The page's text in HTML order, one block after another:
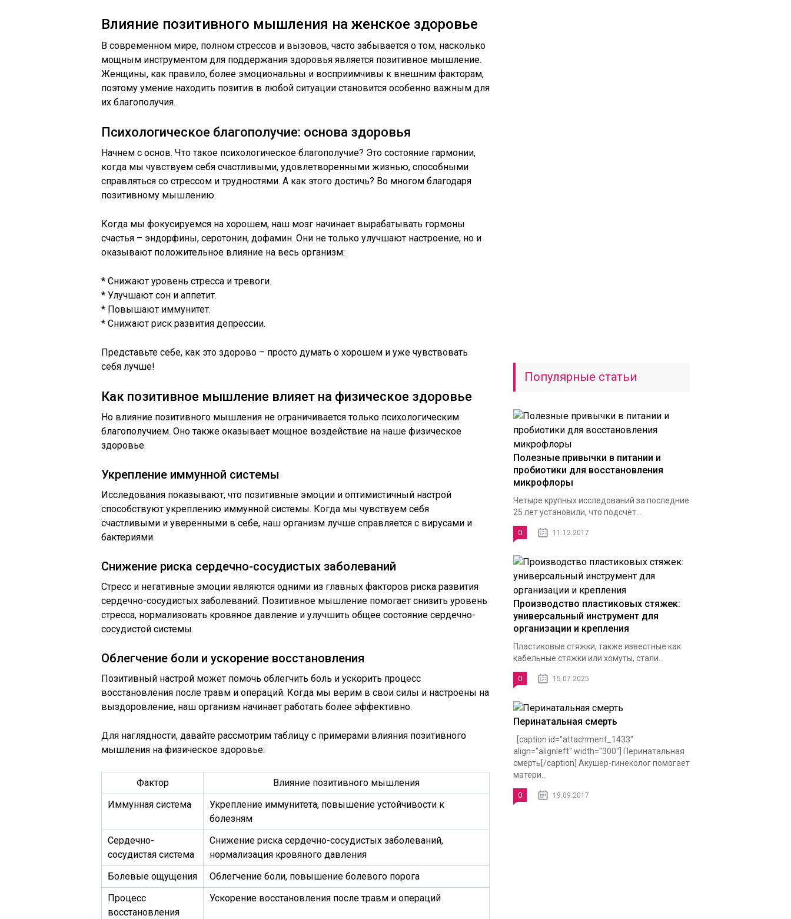
Влияние позитивного мышления на женское здоровье
В современном мире, полном стрессов и вызовов, часто забывается о том, насколько
мощным инструментом для поддержания здоровья является позитивное мышление.
Женщины, как правило, более эмоциональны и восприимчивы к внешним факторам,
поэтому умение находить позитив в любой ситуации становится особенно важным для
их благополучия.
Психологическое благополучие: основа здоровья
Начнем с основ. Что такое психологическое благополучие? Это состояние гармонии,
когда мы чувствуем себя счастливыми, удовлетворенными жизнью, способными
справляться со стрессом и трудностями. А как этого достичь? Во многом благодаря
позитивному мышлению.
Когда мы фокусируемся на хорошем, наш мозг начинает вырабатывать гормоны
счастья – эндорфины, серотонин, дофамин. Они не только улучшают настроение, но и
оказывают положительное влияние на весь организм:
* Снижают уровень стресса и тревоги.
* Улучшают сон и аппетит.
* Повышают иммунитет.
* Снижают риск развития депрессии.
Представьте себе, как это здорово – просто думать о хорошем и уже чувствовать
себя лучше!
Как позитивное мышление влияет на физическое здоровье
Но влияние позитивного мышления не ограничивается только психологическим
благополучием. Оно также оказывает мощное воздействие на наше физическое
здоровье.
Укрепление иммунной системы
Исследования показывают, что позитивные эмоции и оптимистичный настрой
способствуют укреплению иммунной системы. Когда мы чувствуем себя
счастливыми и уверенными в себе, наш организм лучше справляется с вирусами и
бактериями.
Снижение риска сердечно-сосудистых заболеваний
Стресс и негативные эмоции являются одними из главных факторов риска развития
сердечно-сосудистых заболеваний. Позитивное мышление помогает снизить уровень
стресса, нормализовать кровяное давление и улучшить общее состояние сердечно-
сосудистой системы.
Облегчение боли и ускорение восстановления
Позитивный настрой может помочь облегчить боль и ускорить процесс
восстановления после травм и операций. Когда мы верим в свои силы и настроены на
выздоровление, наш организм начинает работать более эффективно.
Для наглядности, давайте рассмотрим таблицу с примерами влияния позитивного
мышления на физическое здоровье:
Фактор
Влияние позитивного мышления
Иммунная система
Укрепление иммунитета, повышение устойчивости к
болезням
Сердечно-
сосудистая система
Снижение риска сердечно-сосудистых заболеваний,
нормализация кровяного давления
Болевые ощущения
Облегчение боли, повышение болевого порога
Процесс
восстановления
Ускорение восстановления после травм и операций
Популярные статьи
Полезные привычки в питании и
пробиотики для восстановления
микрофлоры
Четыре крупных исследований за последние
25 лет установили, что подсчёт...
0 11.12.2017
Производство пластиковых стяжек:
универсальный инструмент для
организации и крепления
Пластиковые стяжки, также известные как
кабельные стяжки или хомуты, стали...
0 15.07.2025
Перинатальная смерть
[caption id="attachment_1433"
align="alignleft" width="300"] Перинатальная
смерть[/caption] Акушер-гинеколог помогает
матери...
0 19.09.2017